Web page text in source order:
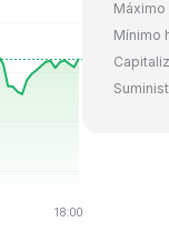
Mínimo